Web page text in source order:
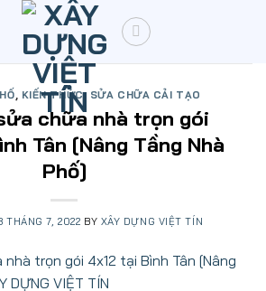
, KIẾN THỨC, SỬA CHỮA CẢI TẠO
chữa nhà trọn gói
Tân [Nâng Tầng Nhà
Phố]
THÁNG 7, 2022 BY XÂY DỰNG VIỆT TÍN